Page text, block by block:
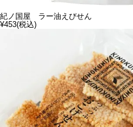
紀ノ国屋 ラー油えびせん
¥453(税込)